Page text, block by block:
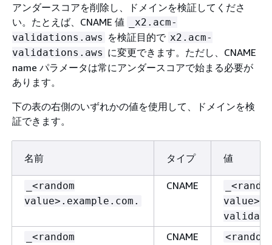
アンダースコアを削除し、ドメインを検証してくださ
い。たとえば、CNAME 値
_x2.acm-
validations.aws を検証目的で x2.acm-
validations.aws に変更できます。ただし、CNAME
name パラメータは常にアンダースコアで始まる必要が
あります。
下の表の右側のいずれかの値を使用して、ドメインを検
証できます。
名前 タイプ 値
_<random
value>.example.com.
CNAME
_<random
CNAME
<random